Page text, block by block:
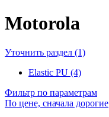
Motorola
Уточнить раздел (1)
Elastic PU (4)
Фильтр по параметрам
По цене, сначала дорогие